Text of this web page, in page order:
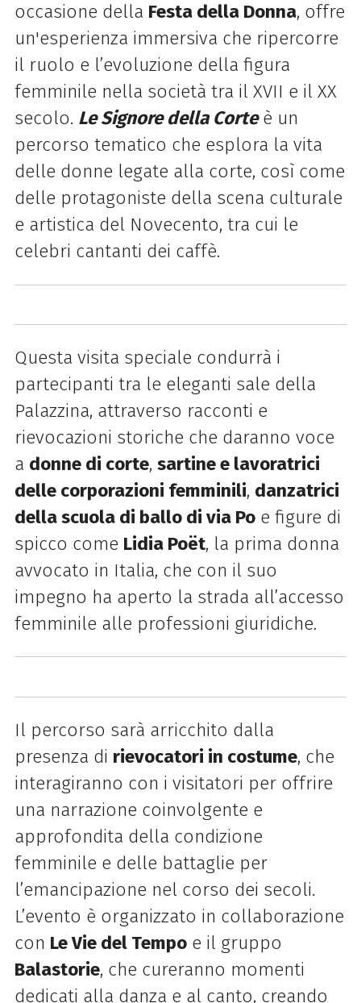
occasione della Festa della Donna, offre
un'esperienza immersiva che ripercorre
il ruolo e l’evoluzione della figura
femminile nella società tra il XVII e il XX
secolo. Le Signore della Corteè un
percorso tematico che esplora la vita
delle donne legate alla corte, così come
delle protagoniste della scena culturale
e artistica del Novecento, tra cui le
celebri cantanti dei caffè.
Questa visita speciale condurrà i
partecipanti tra le eleganti sale della
Palazzina, attraverso racconti e
rievocazioni storiche che daranno voce
a donne di corte, sartine e lavoratrici
delle corporazioni femminili, danzatrici
della scuola di ballo di via Poe figure di
spicco come Lidia Poët, la prima donna
avvocato in Italia, che con il suo
impegno ha aperto la strada all’accesso
femminile alle professioni giuridiche.
Il percorso sarà arricchito dalla
presenza di rievocatori in costume, che
interagiranno con i visitatori per offrire
una narrazione coinvolgente e
approfondita della condizione
femminile e delle battaglie per
l’emancipazione nel corso dei secoli.
L’evento è organizzato in collaborazione
con Le Vie del Tempoe il gruppo
Balastorie, che cureranno momenti
dedicati alla danza e al canto, creando